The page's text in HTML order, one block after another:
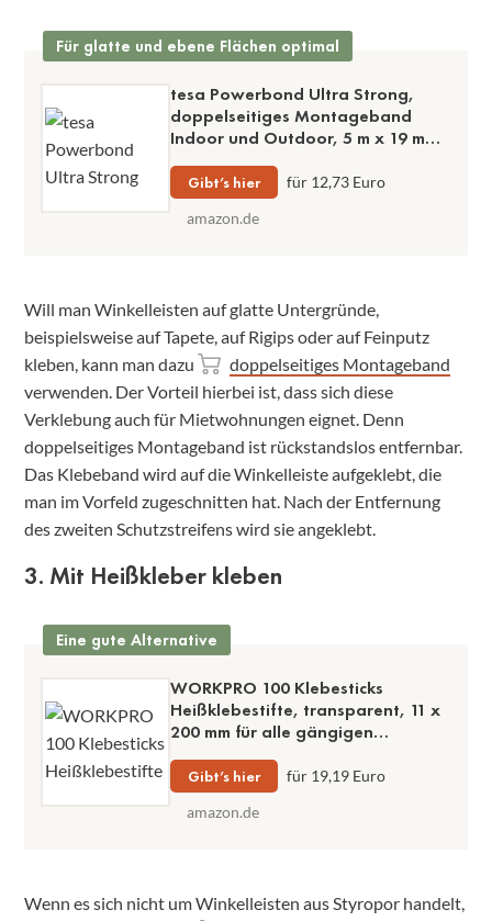
Für glatte und ebene Flächen optimal
tesa Powerbond Ultra Strong,
doppelseitiges Montageband
Indoor und Outdoor, 5 m x 19 mm
auf Rolle, ideal für glatte
Oberflächen
Gibt’s hier
für 12,73 Euro
amazon.de
Will man Winkelleisten auf glatte Untergründe,
beispielsweise auf Tapete, auf Rigips oder auf Feinputz
kleben, kann man dazu
doppelseitiges Montageband
verwenden. Der Vorteil hierbei ist, dass sich diese
Verklebung auch für Mietwohnungen eignet. Denn
doppelseitiges Montageband ist rückstandslos entfernbar.
Das Klebeband wird auf die Winkelleiste aufgeklebt, die
man im Vorfeld zugeschnitten hat. Nach der Entfernung
des zweiten Schutzstreifens wird sie angeklebt.
3. Mit Heißkleber kleben
Eine gute Alternative
WORKPRO 100 Klebesticks
Heißklebestifte, transparent, 11 x
200 mm für alle gängigen
Heißleimpistolen, schnelle
Aushärtung und hohe
Endfestigkeit
Gibt’s hier
für 19,19 Euro
amazon.de
Wenn es sich nicht um Winkelleisten aus Styropor handelt,